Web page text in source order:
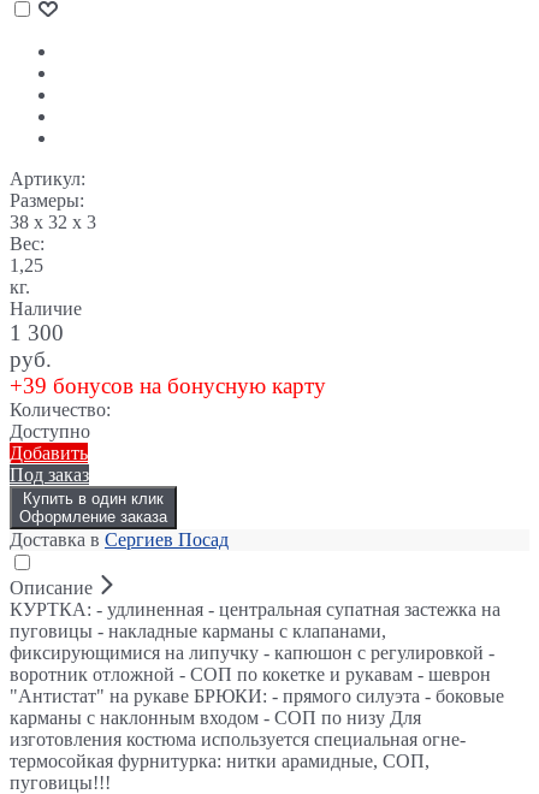
Артикул:
Размеры:
38 x 32 x 3
Вес:
1,25
кг.
Наличие
1 300
руб.
+39 бонусов на бонусную карту
Количество:
Доступно
Добавить
Под заказ
Купить в один клик
Оформление заказа
Доставка в Сергиев Посад
Описание
КУРТКА: - удлиненная - центральная супатная застежка на
пуговицы - накладные карманы с клапанами,
фиксирующимися на липучку - капюшон с регулировкой -
воротник отложной - СОП по кокетке и рукавам - шеврон
"Антистат" на рукаве БРЮКИ: - прямого силуэта - боковые
карманы с наклонным входом - СОП по низу Для
изготовления костюма используется специальная огне-
термосойкая фурнитурка: нитки арамидные, СОП,
пуговицы!!!